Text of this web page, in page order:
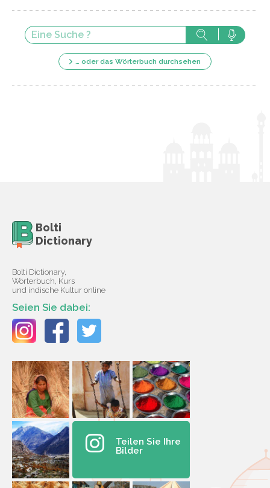
… oder das Wörterbuch durchsehen
Bolti
Dictionary
Bolti Dictionary,
Wörterbuch, Kurs
und indische Kultur online
Seien Sie dabei:
Teilen Sie Ihre
Bilder